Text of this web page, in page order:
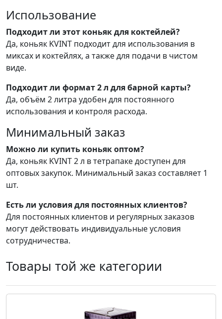
Использование
Подходит ли этот коньяк для коктейлей?
Да, коньяк KVINT подходит для использования в
миксах и коктейлях, а также для подачи в чистом
виде.
Подходит ли формат 2 л для барной карты?
Да, объём 2 литра удобен для постоянного
использования и контроля расхода.
Минимальный заказ
Можно ли купить коньяк оптом?
Да, коньяк KVINT 2 л в тетрапаке доступен для
оптовых закупок. Минимальный заказ составляет 1
шт.
Есть ли условия для постоянных клиентов?
Для постоянных клиентов и регулярных заказов
могут действовать индивидуальные условия
сотрудничества.
Товары той же категории